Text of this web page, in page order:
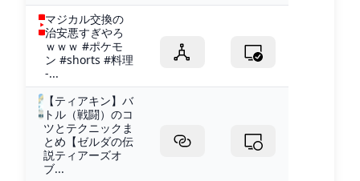
マジカル交換の
治安悪すぎやろ
ｗｗｗ #ポケモ
ン #shorts #料理
-...
【ティアキン】バ
トル（戦闘）のコ
ツとテクニックま
とめ【ゼルダの伝
説ティアーズオ
ブ...